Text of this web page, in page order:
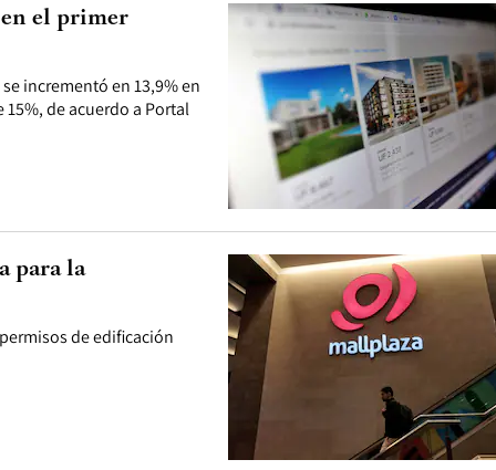
incrementó en 13,9% en
de acuerdo a Portal
en el primer
de edificación
para la